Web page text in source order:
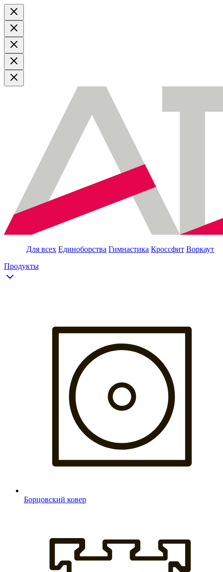
Для всех Единоборства Гимнастика Кроссфит Воркаут
Продукты
Борцовский ковер